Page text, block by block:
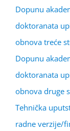
Dopunu
doktoranata
obnova treće
Dopunu
doktoranata
obnova druge
Tehnička
radne verzije/